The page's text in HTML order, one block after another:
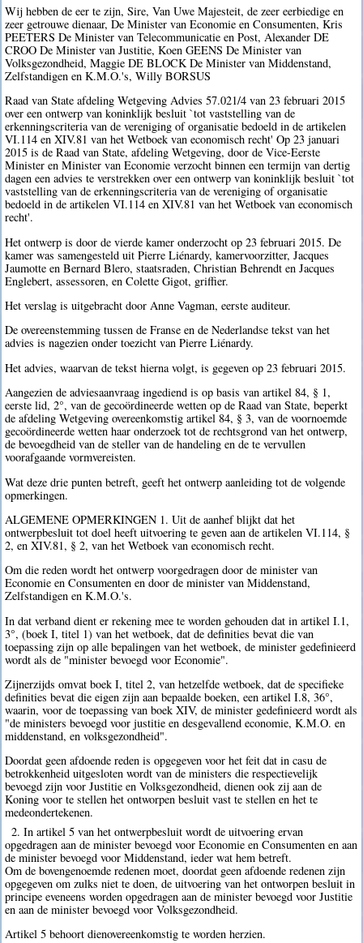
Wij hebben de eer te zijn, Sire, Van Uwe Majesteit, de zeer eerbiedige en
zeer getrouwe dienaar, De Minister van Economie en Consumenten, Kris
PEETERS De Minister van Telecommunicatie en Post, Alexander DE
CROO De Minister van Justitie, Koen GEENS De Minister van
Volksgezondheid, Maggie DE BLOCK De Minister van Middenstand,
Zelfstandigen en K.M.O.'s, Willy BORSUS
Raad van State afdeling Wetgeving Advies 57.021/4 van 23 februari 2015
over een ontwerp van koninklijk besluit `tot vaststelling van de
erkenningscriteria van de vereniging of organisatie bedoeld in de artikelen
VI.114 en XIV.81 van het Wetboek van economisch recht' Op 23 januari
2015 is de Raad van State, afdeling Wetgeving, door de Vice-Eerste
Minister en Minister van Economie verzocht binnen een termijn van dertig
dagen een advies te verstrekken over een ontwerp van koninklijk besluit `tot
vaststelling van de erkenningscriteria van de vereniging of organisatie
bedoeld in de artikelen VI.114 en XIV.81 van het Wetboek van economisch
recht'.
Het ontwerp is door de vierde kamer onderzocht op 23 februari 2015. De
kamer was samengesteld uit Pierre Liénardy, kamervoorzitter, Jacques
Jaumotte en Bernard Blero, staatsraden, Christian Behrendt en Jacques
Englebert, assessoren, en Colette Gigot, griffier.
Het verslag is uitgebracht door Anne Vagman, eerste auditeur.
De overeenstemming tussen de Franse en de Nederlandse tekst van het
advies is nagezien onder toezicht van Pierre Liénardy.
Het advies, waarvan de tekst hierna volgt, is gegeven op 23 februari 2015.
Aangezien de adviesaanvraag ingediend is op basis van artikel 84, § 1,
eerste lid, 2°, van de gecoördineerde wetten op de Raad van State, beperkt
de afdeling Wetgeving overeenkomstig artikel 84, § 3, van de voornoemde
gecoördineerde wetten haar onderzoek tot de rechtsgrond van het ontwerp,
de bevoegdheid van de steller van de handeling en de te vervullen
voorafgaande vormvereisten.
Wat deze drie punten betreft, geeft het ontwerp aanleiding tot de volgende
opmerkingen.
ALGEMENE OPMERKINGEN 1. Uit de aanhef blijkt dat het
ontwerpbesluit tot doel heeft uitvoering te geven aan de artikelen VI.114, §
2, en XIV.81, § 2, van het Wetboek van economisch recht.
Om die reden wordt het ontwerp voorgedragen door de minister van
Economie en Consumenten en door de minister van Middenstand,
Zelfstandigen en K.M.O.'s.
In dat verband dient er rekening mee te worden gehouden dat in artikel I.1,
3°, (boek I, titel 1) van het wetboek, dat de definities bevat die van
toepassing zijn op alle bepalingen van het wetboek, de minister gedefinieerd
wordt als de "minister bevoegd voor Economie".
Zijnerzijds omvat boek I, titel 2, van hetzelfde wetboek, dat de specifieke
definities bevat die eigen zijn aan bepaalde boeken, een artikel I.8, 36°,
waarin, voor de toepassing van boek XIV, de minister gedefinieerd wordt als
"de ministers bevoegd voor justitie en desgevallend economie, K.M.O. en
middenstand, en volksgezondheid".
Doordat geen afdoende reden is opgegeven voor het feit dat in casu de
betrokkenheid uitgesloten wordt van de ministers die respectievelijk
bevoegd zijn voor Justitie en Volksgezondheid, dienen ook zij aan de
Koning voor te stellen het ontworpen besluit vast te stellen en het te
medeondertekenen.
2. In artikel 5 van het ontwerpbesluit wordt de uitvoering ervan
opgedragen aan de minister bevoegd voor Economie en Consumenten en aan
de minister bevoegd voor Middenstand, ieder wat hem betreft.
Om de bovengenoemde redenen moet, doordat geen afdoende redenen zijn
opgegeven om zulks niet te doen, de uitvoering van het ontworpen besluit in
principe eveneens worden opgedragen aan de minister bevoegd voor Justitie
en aan de minister bevoegd voor Volksgezondheid.
Artikel 5 behoort dienovereenkomstig te worden herzien.